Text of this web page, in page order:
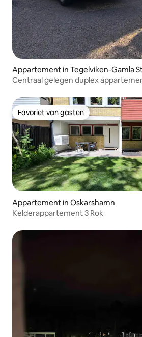
Appartement in Tegelviken-Gamla
Centraal gelegen duplex
Favoriet van gasten
Favoriet van gasten
Appartement in Oskarshamn
Kelderappartement 3 Rok